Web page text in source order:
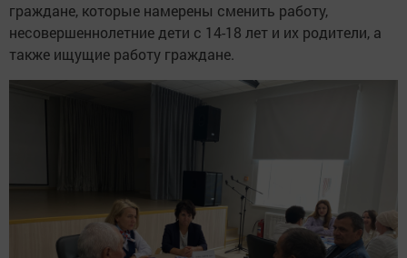
граждане, которые намерены сменить работу,
несовершеннолетние дети с 14-18 лет и их родители, а
также ищущие работу граждане.